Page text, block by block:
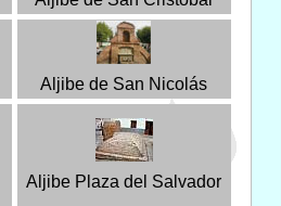
Aljibe de San Nicolás
Aljibe Plaza del Salvador